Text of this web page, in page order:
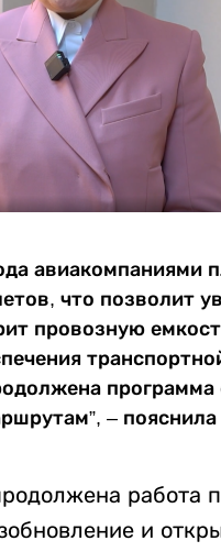
авиакомпаниями
что позволит
провозную
программа
–
работа
и